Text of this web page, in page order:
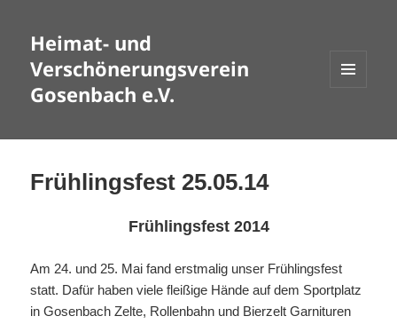
Heimat- und
Verschönerungsverein
Gosenbach e.V.
Frühlingsfest 25.05.14
Frühlingsfest 2014
Am 24. und 25. Mai fand erstmalig unser Frühlingsfest
statt. Dafür haben viele fleißige Hände auf dem Sportplatz
in Gosenbach Zelte, Rollenbahn und Bierzelt Garnituren